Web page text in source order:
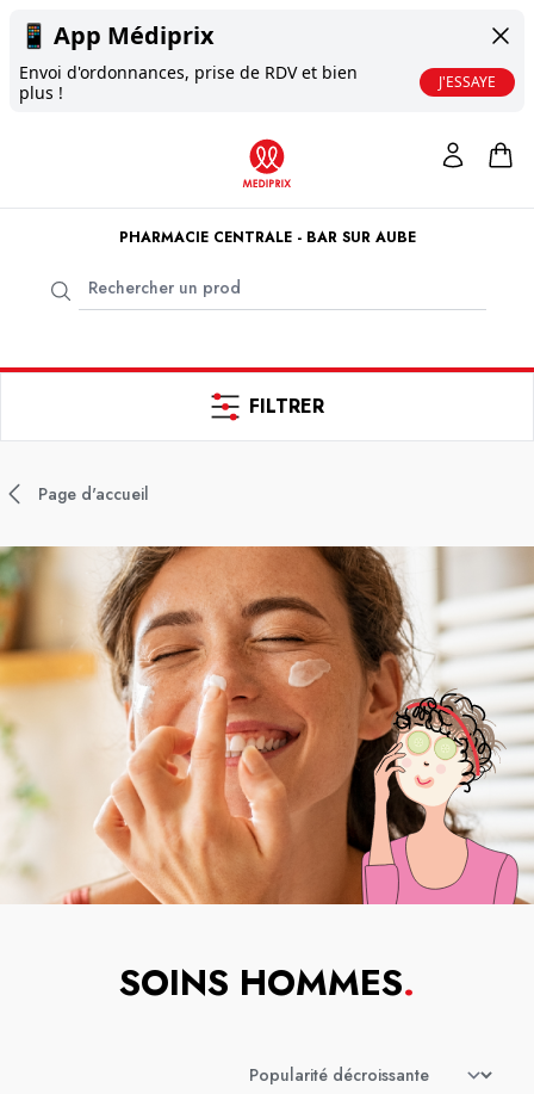
📱 App Médiprix
Envoi d'ordonnances, prise de RDV et bien
plus !
J'ESSAYE
PHARMACIE CENTRALE - BAR SUR AUBE
FILTRER
Page d'accueil
SOINS HOMMES.